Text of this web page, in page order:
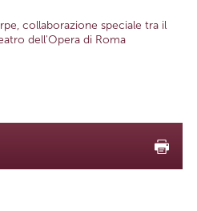
collaborazione speciale tra il
dell'Opera di Roma